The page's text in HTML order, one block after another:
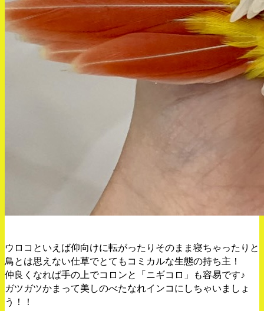
ウロコといえば仰向けに転がったりそのまま寝ちゃったりと
鳥とは思えない仕草でとてもコミカルな生態の持ち主！
仲良くなれば手の上でコロンと「ニギコロ」も容易です♪
ガツガツかまって美しのべたなれインコにしちゃいましょ
う！！